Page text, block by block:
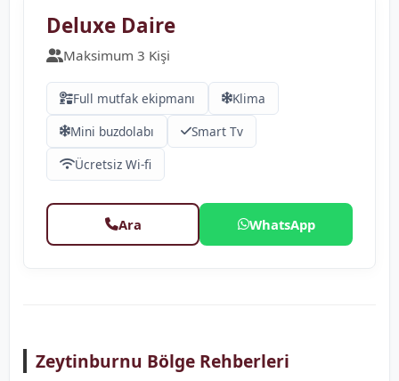
Deluxe Daire
Maksimum 3 Kişi
Full mutfak ekipmanı
Klima
Mini buzdolabı
Smart Tv
Ücretsiz Wi-fi
Ara WhatsApp
Zeytinburnu Bölge Rehberleri